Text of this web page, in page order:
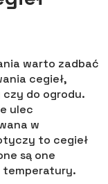
warto zadbać
cegieł,
do ogrodu.
ulec
w
to cegieł
są one
temperatury.